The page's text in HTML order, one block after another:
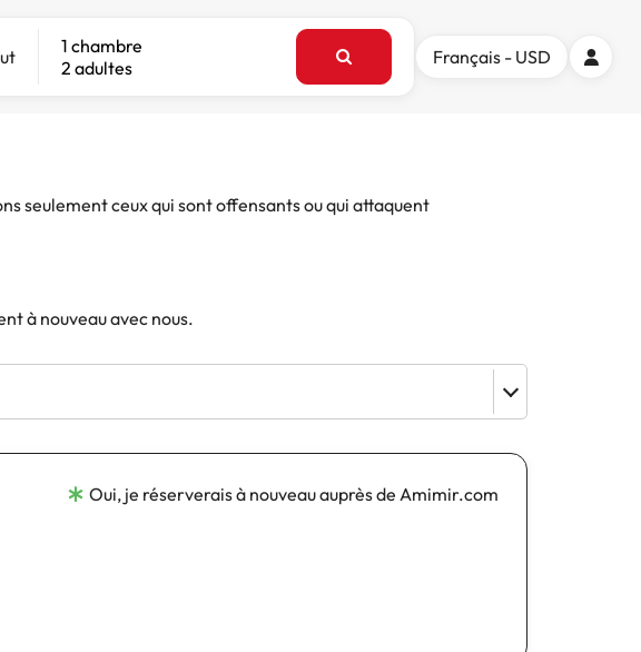
1 chambre
2 adultes
Français - USD
seulement ceux qui sont offensants ou qui attaquent
à nouveau avec nous.